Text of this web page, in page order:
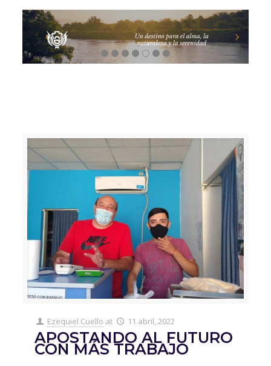
Ezequiel Cuello at 11 abril, 2022
APOSTANDO AL FUTURO
CON MÁS TRABAJO